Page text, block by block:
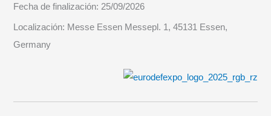
Fecha de finalización: 25/09/2026
Localización: Messe Essen Messepl. 1, 45131 Essen,
Germany